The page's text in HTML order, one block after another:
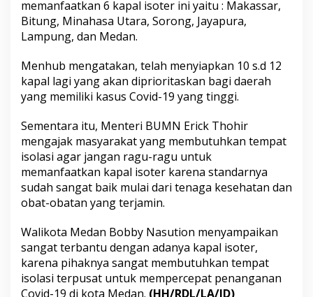
memanfaatkan 6 kapal isoter ini yaitu : Makassar,
Bitung, Minahasa Utara, Sorong, Jayapura,
Lampung, dan Medan.
Menhub mengatakan, telah menyiapkan 10 s.d 12
kapal lagi yang akan diprioritaskan bagi daerah
yang memiliki kasus Covid-19 yang tinggi.
Sementara itu, Menteri BUMN Erick Thohir
mengajak masyarakat yang membutuhkan tempat
isolasi agar jangan ragu-ragu untuk
memanfaatkan kapal isoter karena standarnya
sudah sangat baik mulai dari tenaga kesehatan dan
obat-obatan yang terjamin.
Walikota Medan Bobby Nasution menyampaikan
sangat terbantu dengan adanya kapal isoter,
karena pihaknya sangat membutuhkan tempat
isolasi terpusat untuk mempercepat penanganan
Covid-19 di kota Medan. (HH/RDL/LA/JD)